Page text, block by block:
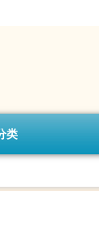
类